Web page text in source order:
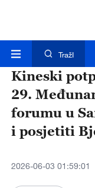
TražI
Kineski
29.
forumu u
i posjetiti
2026-06-03 01:59:01